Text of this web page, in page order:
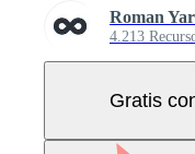
Roman
4.213
Gratis